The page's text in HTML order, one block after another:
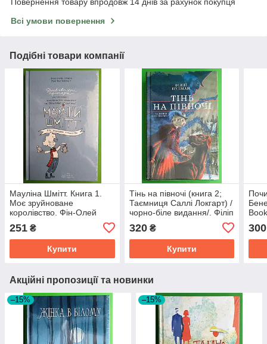
Повернення товару впродовж 14 днів за рахунок покупця
Всі умови повернення
Подібні товари компанії
Мауліна Шмітт. Книга 1.
Моє зруйноване
королівство. Фін-Олей
Publishing
251 ₴
Купити
Тінь на півночі (книга 2;
Таємниця Саллі Локгарт) /
чорно-біле видання/. Філіп
Publishing
320₴
Купити
300
Акційні пропозиції та новинки
–15% –15%